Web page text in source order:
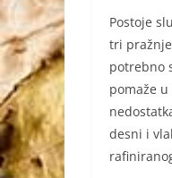
Postoje
tri
potrebno
pomaže
desni i